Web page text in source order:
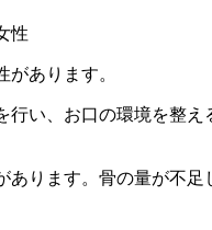
あります。
い、お口の環境を整
ります。骨の量が不